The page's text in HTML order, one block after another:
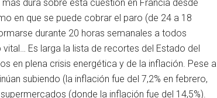
dura sobre esta cuestión en Francia desde
en que se puede cobrar el paro (de 24 a 18
durante 20 horas semanales a todos
Es larga la lista de recortes del Estado del
en plena crisis energética y de la inflación. Pese a
subiendo (la inflación fue del 7,2% en febrero,
(donde la inflación fue del 14,5%).